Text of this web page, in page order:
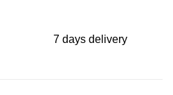
7 days delivery